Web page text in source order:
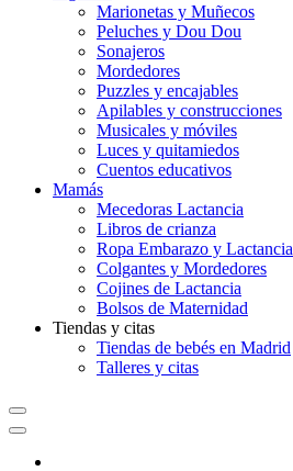
Marionetas y Muñecos
Peluches y Dou Dou
Sonajeros
Mordedores
Puzzles y encajables
Apilables y construcciones
Musicales y móviles
Luces y quitamiedos
Cuentos educativos
Mamás
Mecedoras Lactancia
Libros de crianza
Ropa Embarazo y Lactancia
Colgantes y Mordedores
Cojines de Lactancia
Bolsos de Maternidad
Tiendas y citas
Tiendas de bebés en Madrid
Talleres y citas